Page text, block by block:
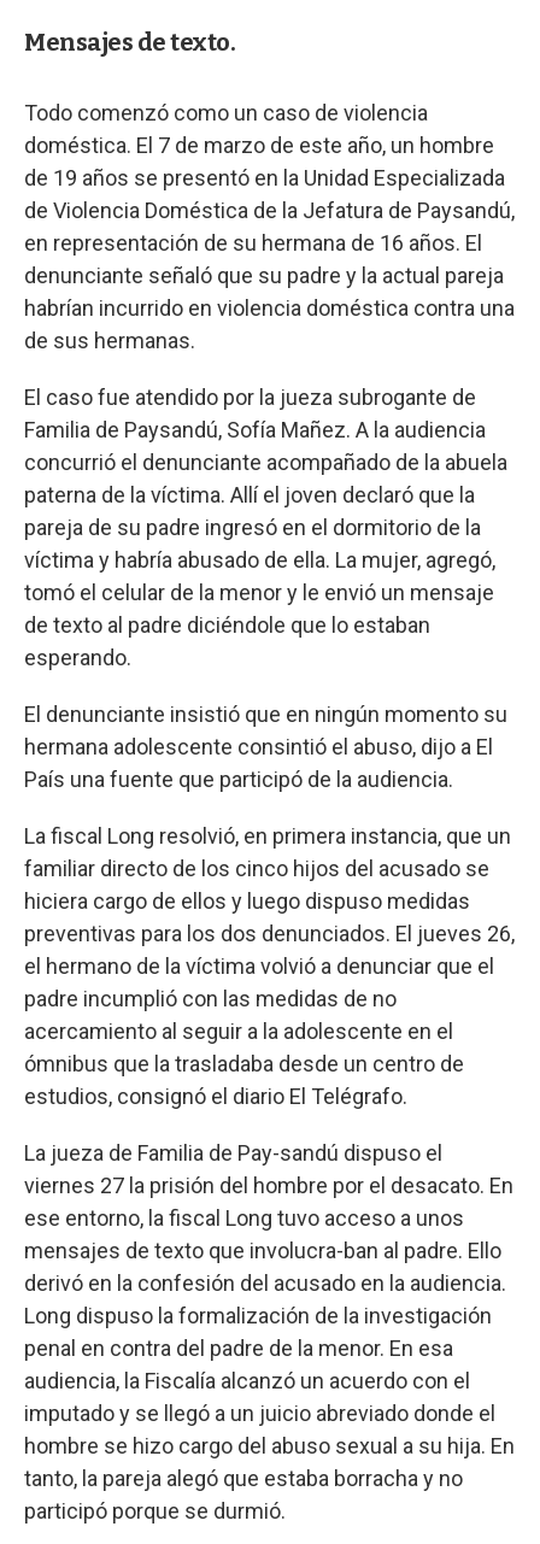
Mensajes de texto.
Todo comenzó como un caso de violencia
doméstica. El 7 de marzo de este año, un hombre
de 19 años se presentó en la Unidad Especializada
de Violencia Doméstica de la Jefatura de Paysandú,
en representación de su hermana de 16 años. El
denunciante señaló que su padre y la actual pareja
habrían incurrido en violencia doméstica contra una
de sus hermanas.
El caso fue atendido por la jueza subrogante de
Familia de Paysandú, Sofía Mañez. A la audiencia
concurrió el denunciante acompañado de la abuela
paterna de la víctima. Allí el joven declaró que la
pareja de su padre ingresó en el dormitorio de la
víctima y habría abusado de ella. La mujer, agregó,
tomó el celular de la menor y le envió un mensaje
de texto al padre diciéndole que lo estaban
esperando.
El denunciante insistió que en ningún momento su
hermana adolescente consintió el abuso, dijo a El
País una fuente que participó de la audiencia.
La fiscal Long resolvió, en primera instancia, que un
familiar directo de los cinco hijos del acusado se
hiciera cargo de ellos y luego dispuso medidas
preventivas para los dos denunciados. El jueves 26,
el hermano de la víctima volvió a denunciar que el
padre incumplió con las medidas de no
acercamiento al seguir a la adolescente en el
ómnibus que la trasladaba desde un centro de
estudios, consignó el diario El Telégrafo.
La jueza de Familia de Pay-sandú dispuso el
viernes 27 la prisión del hombre por el desacato. En
ese entorno, la fiscal Long tuvo acceso a unos
mensajes de texto que involucra-ban al padre. Ello
derivó en la confesión del acusado en la audiencia.
Long dispuso la formalización de la investigación
penal en contra del padre de la menor. En esa
audiencia, la Fiscalía alcanzó un acuerdo con el
imputado y se llegó a un juicio abreviado donde el
hombre se hizo cargo del abuso sexual a su hija. En
tanto, la pareja alegó que estaba borracha y no
participó porque se durmió.